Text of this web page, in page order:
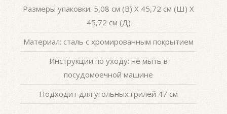
Размеры упаковки: 5,08 см (В) X 45,72 см (Ш) X
45,72 см (Д)
Материал: сталь с хромированным покрытием
Инструкции по уходу: не мыть в
посудомоечной машине
Подходит для угольных грилей 47 см